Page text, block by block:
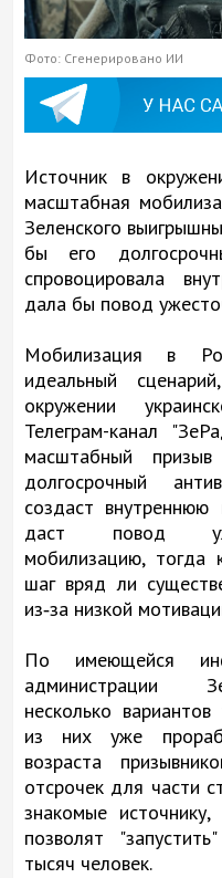
Фото: Сгенерировано ИИ
Источник в
масштабная
Зеленского
бы его
спровоцировала
дала бы повод
Мобилизация в
идеальный
окружении
Телеграм-канал
масштабный
долгосрочный
создаст внутреннюю
даст повод
мобилизацию, тогда
шаг вряд ли
из‑за низкой
По имеющейся
администрации
несколько
из них уже
возраста
отсрочек для части
знакомые
позволят
тысяч человек.